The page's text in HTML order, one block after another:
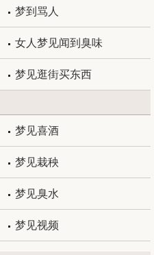
梦到骂人
女人梦见闻到臭味
梦见逛街买东西
梦见喜酒
梦见栽秧
梦见臭水
梦见视频